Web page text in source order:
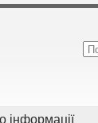
інформації